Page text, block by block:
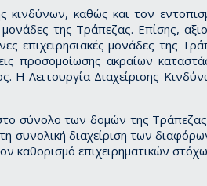
κινδύνων, καθώς και τον
της Τράπεζας. Επίσης,
επιχειρησιακές μονάδες της
προσομοίωσης ακραίων
Λειτουργία Διαχείρισης
σύνολο των δομών της
συνολική διαχείριση των
καθορισμό επιχειρηματικών